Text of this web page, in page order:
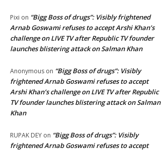
Pixi on “Bigg Boss of drugs”: Visibly frightened
Arnab Goswami refuses to accept Arshi Khan’s
challenge on LIVE TV after Republic TV founder
launches blistering attack on Salman Khan
Anonymous on “Bigg Boss of drugs”: Visibly
frightened Arnab Goswami refuses to accept
Arshi Khan’s challenge on LIVE TV after Republic
TV founder launches blistering attack on Salman
Khan
RUPAK DEY on “Bigg Boss of drugs”: Visibly
frightened Arnab Goswami refuses to accept